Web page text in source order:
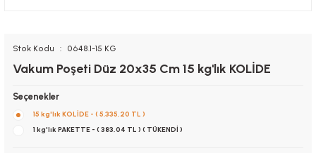
Stok Kodu 0648.1-15 KG
Vakum Poşeti Düz 20x35 Cm 15 kg'lık KOLİDE
Seçenekler
15 kg'lık KOLİDE - ( 5.335,20 TL )
1 kg'lık PAKETTE - ( 383,04 TL ) ( TÜKENDİ )